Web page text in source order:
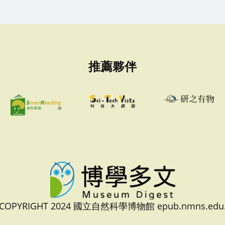
推薦夥伴
2024 國立自然科學博物館